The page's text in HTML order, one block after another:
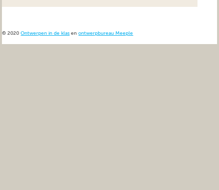
© 2020Ontwerpen in de klas enontwerpbureau Meeple